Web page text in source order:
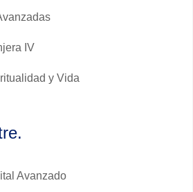
IV
y Vida
Avanzado